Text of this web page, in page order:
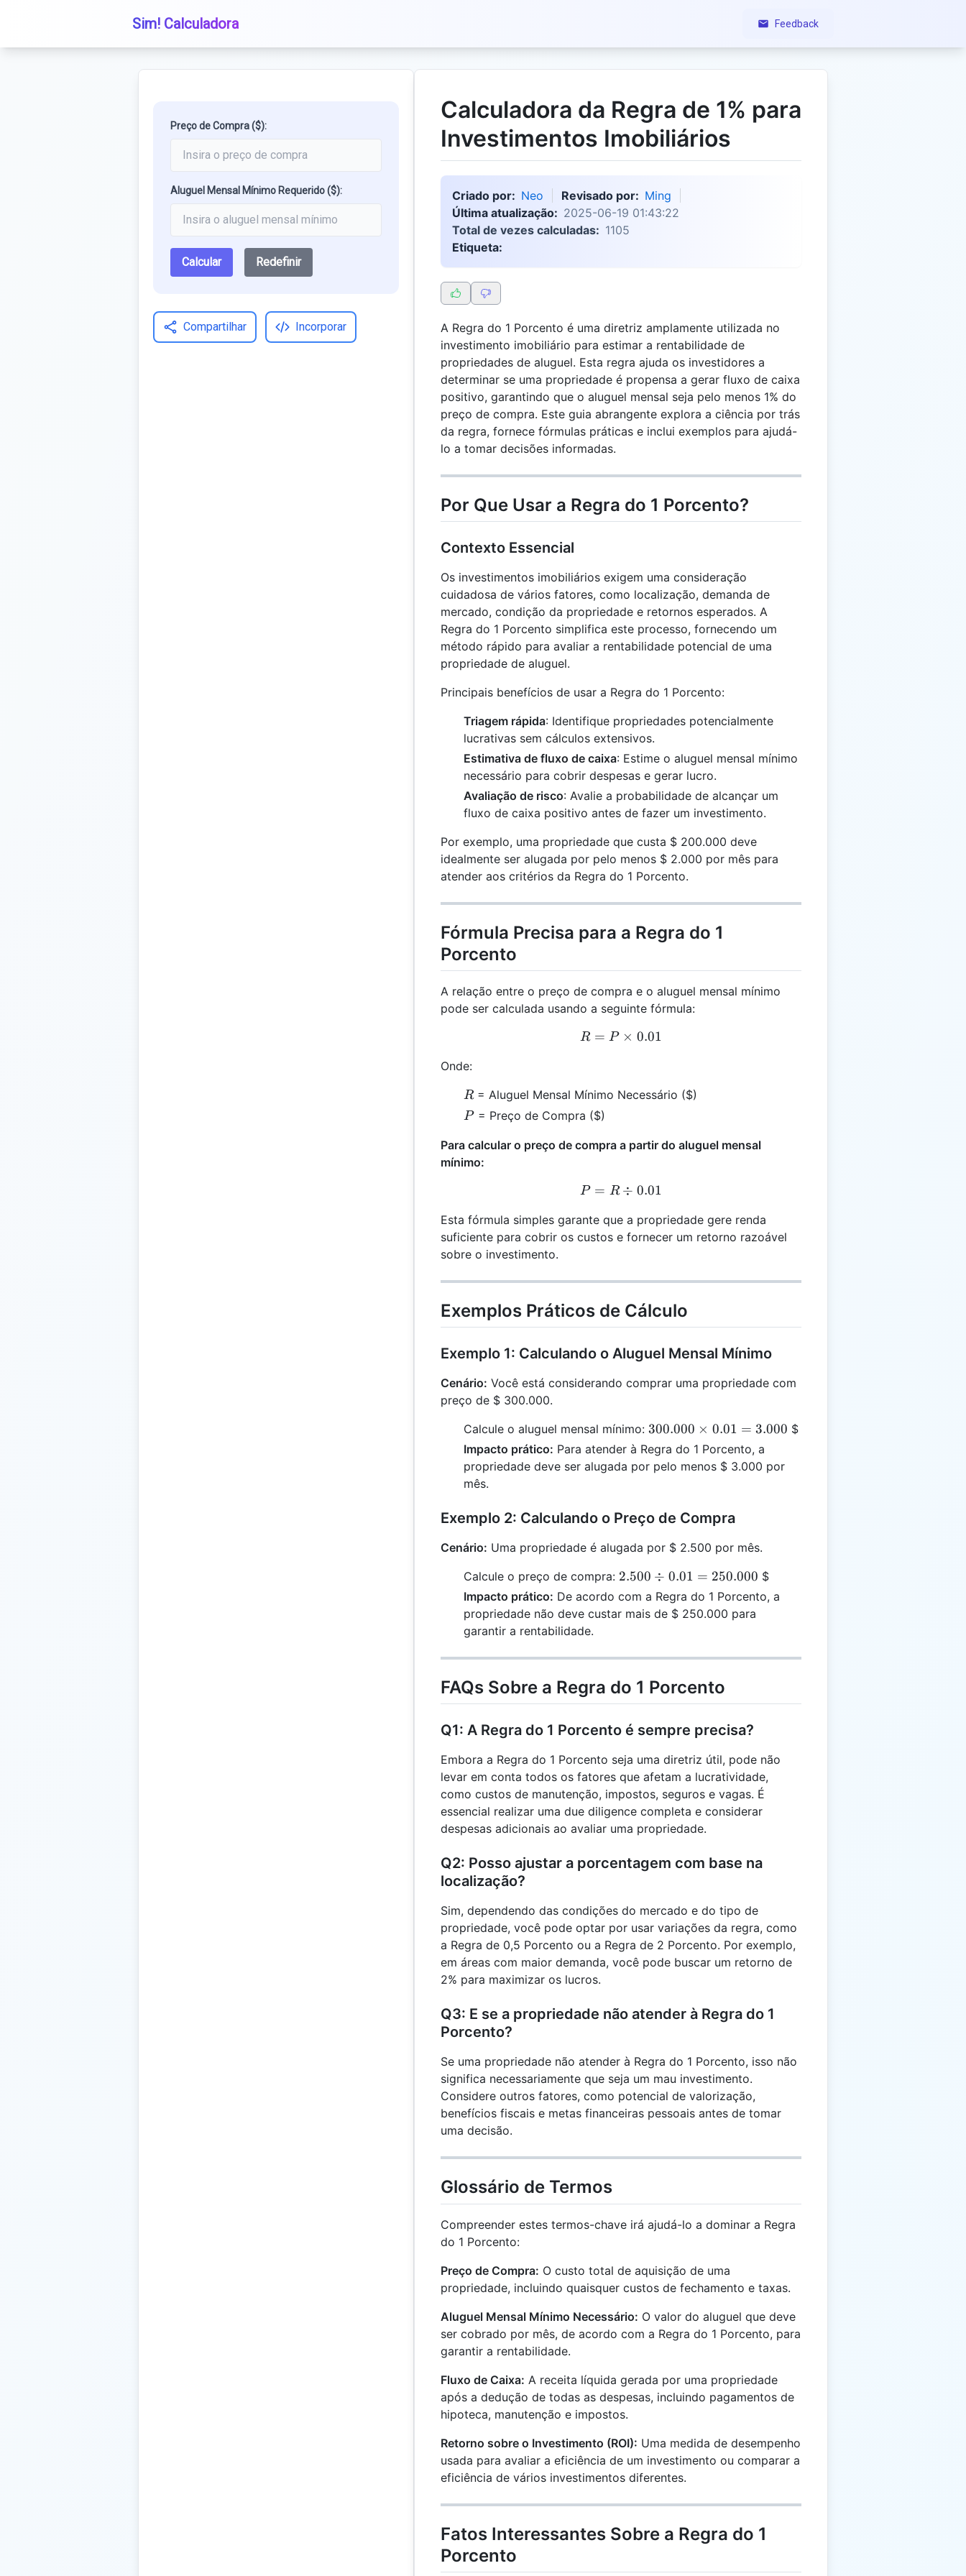
Sim! Calculadora Feedback
Preço de Compra ($):
Aluguel Mensal Mínimo Requerido ($):
Calcular Redefinir
Compartilhar Incorporar
Calculadora da Regra de 1% para
Investimentos Imobiliários
Criado por: Neo Revisado por: Ming
Última atualização: 2025-06-19 01:43:22
Total de vezes calculadas: 1105
Etiqueta:
A Regra do 1 Porcento é uma diretriz amplamente utilizada no
investimento imobiliário para estimar a rentabilidade de
propriedades de aluguel. Esta regra ajuda os investidores a
determinar se uma propriedade é propensa a gerar fluxo de caixa
positivo, garantindo que o aluguel mensal seja pelo menos 1% do
preço de compra. Este guia abrangente explora a ciência por trás
da regra, fornece fórmulas práticas e inclui exemplos para ajudá-
lo a tomar decisões informadas.
Por Que Usar a Regra do 1 Porcento?
Contexto Essencial
Os investimentos imobiliários exigem uma consideração
cuidadosa de vários fatores, como localização, demanda de
mercado, condição da propriedade e retornos esperados. A
Regra do 1 Porcento simplifica este processo, fornecendo um
método rápido para avaliar a rentabilidade potencial de uma
propriedade de aluguel.
Principais benefícios de usar a Regra do 1 Porcento:
Triagem rápida: Identifique propriedades potencialmente
lucrativas sem cálculos extensivos.
Estimativa de fluxo de caixa: Estime o aluguel mensal mínimo
necessário para cobrir despesas e gerar lucro.
Avaliação de risco: Avalie a probabilidade de alcançar um
fluxo de caixa positivo antes de fazer um investimento.
Por exemplo, uma propriedade que custa $ 200.000 deve
idealmente ser alugada por pelo menos $ 2.000 por mês para
atender aos critérios da Regra do 1 Porcento.
Fórmula Precisa para a Regra do 1
Porcento
A relação entre o preço de compra e o aluguel mensal mínimo
pode ser calculada usando a seguinte fórmula:
R = P \times 0.01
R = P × 0.01
Onde:
R
R= Aluguel Mensal Mínimo Necessário ($)
P
P= Preço de Compra ($)
Para calcular o preço de compra a partir do aluguel mensal
mínimo:
P = R \div 0.01
P = R ÷ 0.01
Esta fórmula simples garante que a propriedade gere renda
suficiente para cobrir os custos e fornecer um retorno razoável
sobre o investimento.
Exemplos Práticos de Cálculo
Exemplo 1: Calculando o Aluguel Mensal Mínimo
Cenário: Você está considerando comprar uma propriedade com
preço de $ 300.000.
Calcule o aluguel mensal mínimo: 300.000
\times
0.01 =
3.000
300.000 × 0.01 = 3.000 $
Impacto prático: Para atender à Regra do 1 Porcento, a
propriedade deve ser alugada por pelo menos $ 3.000 por
mês.
Exemplo 2: Calculando o Preço de Compra
Cenário: Uma propriedade é alugada por $ 2.500 por mês.
Calcule o preço de compra: 2.500
\div
0.01 =
2.500 ÷ 0.01 = 250.000 $
Impacto prático: De acordo com a Regra do 1 Porcento, a
propriedade não deve custar mais de $ 250.000 para
garantir a rentabilidade.
FAQs Sobre a Regra do 1 Porcento
Q1: A Regra do 1 Porcento é sempre precisa?
Embora a Regra do 1 Porcento seja uma diretriz útil, pode não
levar em conta todos os fatores que afetam a lucratividade,
como custos de manutenção, impostos, seguros e vagas. É
essencial realizar uma due diligence completa e considerar
despesas adicionais ao avaliar uma propriedade.
Q2: Posso ajustar a porcentagem com base na
localização?
Sim, dependendo das condições do mercado e do tipo de
propriedade, você pode optar por usar variações da regra, como
a Regra de 0,5 Porcento ou a Regra de 2 Porcento. Por exemplo,
em áreas com maior demanda, você pode buscar um retorno de
2% para maximizar os lucros.
Q3: E se a propriedade não atender à Regra do 1
Porcento?
Se uma propriedade não atender à Regra do 1 Porcento, isso não
significa necessariamente que seja um mau investimento.
Considere outros fatores, como potencial de valorização,
benefícios fiscais e metas financeiras pessoais antes de tomar
uma decisão.
Glossário de Termos
Compreender estes termos-chave irá ajudá-lo a dominar a Regra
do 1 Porcento:
Preço de Compra: O custo total de aquisição de uma
propriedade, incluindo quaisquer custos de fechamento e taxas.
Aluguel Mensal Mínimo Necessário: O valor do aluguel que deve
ser cobrado por mês, de acordo com a Regra do 1 Porcento, para
garantir a rentabilidade.
Fluxo de Caixa: A receita líquida gerada por uma propriedade
após a dedução de todas as despesas, incluindo pagamentos de
hipoteca, manutenção e impostos.
Retorno sobre o Investimento (ROI): Uma medida de desempenho
usada para avaliar a eficiência de um investimento ou comparar a
eficiência de vários investimentos diferentes.
Fatos Interessantes Sobre a Regra do 1
Porcento